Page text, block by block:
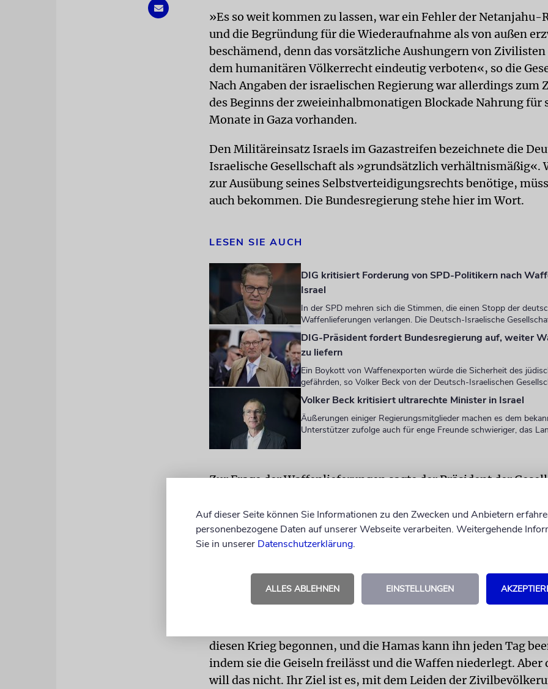
»Es so weit kommen zu lassen, war ein Fehler der Netanjahu-
und die Begründung für die Wiederaufnahme als von außen
beschämend, denn das vorsätzliche Aushungern von
dem humanitären Völkerrecht eindeutig verboten«, so die
Nach Angaben der israelischen Regierung war allerdings zum
des Beginns der zweieinhalbmonatigen Blockade Nahrung für
Monate in Gaza vorhanden.
Den Militäreinsatz Israels im Gazastreifen bezeichnete die
Israelische Gesellschaft als »grundsätzlich verhältnismäßig«.
zur Ausübung seines Selbstverteidigungsrechts benötige,
auch bekommen. Die Bundesregierung stehe hier im Wort.
LESEN SIE AUCH
DIG kritisiert Forderung von SPD-Politikern nach
Israel
In der SPD mehren sich die Stimmen, die einen Stopp der
Waffenlieferungen verlangen. Die Deutsch-Israelische
DIG-Präsident fordert Bundesregierung auf, weiter
zu liefern
Ein Boykott von Waffenexporten würde die Sicherheit des
gefährden, so Volker Beck von der Deutsch-Israelischen
Volker Beck kritisiert ultrarechte Minister in Israel
Äußerungen einiger Regierungsmitglieder machen es dem
Unterstützer zufolge auch für enge Freunde schwieriger, das
Zur Frage der Waffenlieferungen sagte der Präsident der
Israel sei in einem »Sieben-Fronten-Krieg«. Beck wandte sich
»Oberlehrertum in Deutschland, als ob man hier besser
asymmetrische Krieg der israelischen Armee so zu führen ist,
auch mit der größtmöglichen Schonung der Zivilbevölkerung
diesen Krieg begonnen, und die Hamas kann ihn jeden Tag
indem sie die Geiseln freilässt und die Waffen niederlegt. Aber
will das nicht. Ihr Ziel ist es, mit dem Leiden der
Auf dieser Seite können Sie Informationen zu den Zwecken und Anbietern
personenbezogene Daten auf unserer Webseite verarbeiten. Weitergehende
Sie in unserer Datenschutzerklärung.
ALLES ABLEHNEN EINSTELLUNGEN